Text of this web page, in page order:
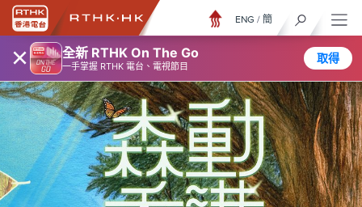
× 全新 RTHK On The Go
一手掌握 RTHK 電台、電視節目
取得
ENG / 簡